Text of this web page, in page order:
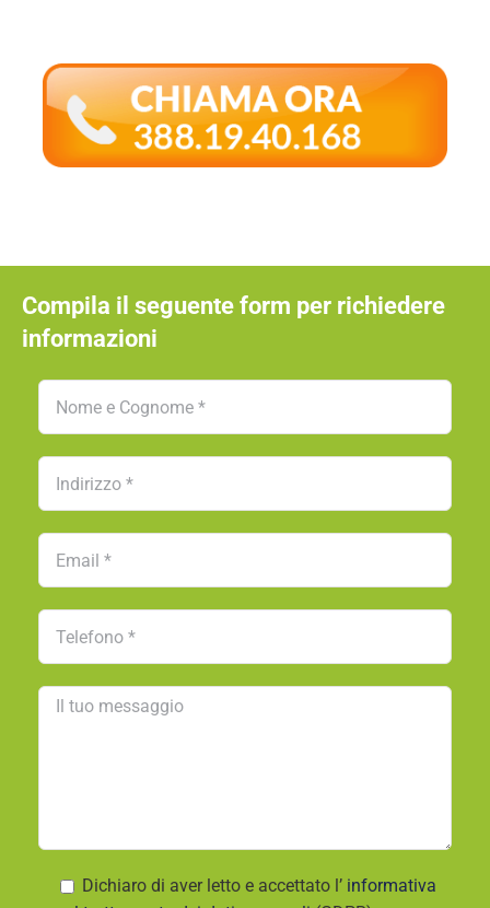
Compila il seguente form per richiedere
informazioni
Dichiaro di aver letto e accettato l’ informativa